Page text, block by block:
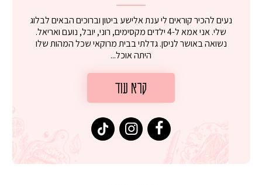
נעים להכיר קוראים לי ענת אלישע ביטון וברוכים הבאים לבלוג
שלי. אני אמא ל-4 ילדים מקסימים, רוני, יובל, נועם ואריאל.
נשואה באושר לניסן. גדלתי בבית מרוקאי שכל המהות שלו
היתה אוכל...
קרא עוד